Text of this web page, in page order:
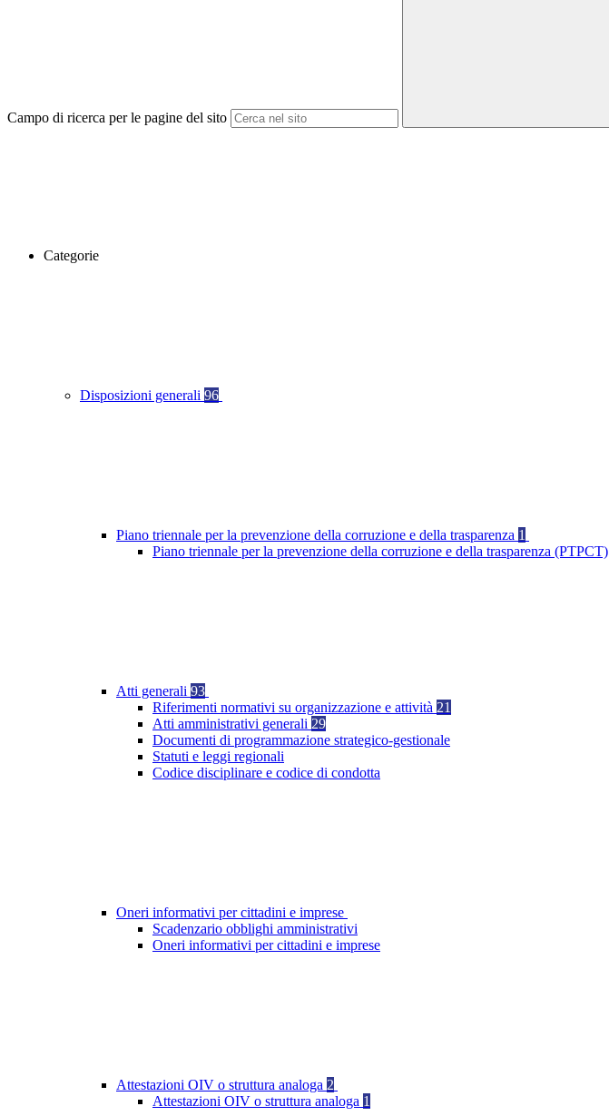
Campo di ricerca per le pagine del sito
Categorie
Disposizioni generali 96
Piano triennale per la prevenzione della corruzione e della trasparenza 1
Piano triennale per la prevenzione della corruzione e della trasparenza (PTPCT)
Atti generali 93
Riferimenti normativi su organizzazione e attività 21
Atti amministrativi generali 29
Documenti di programmazione strategico-gestionale
Statuti e leggi regionali
Codice disciplinare e codice di condotta
Oneri informativi per cittadini e imprese
Scadenzario obblighi amministrativi
Oneri informativi per cittadini e imprese
Attestazioni OIV o struttura analoga 2
Attestazioni OIV o struttura analoga 1